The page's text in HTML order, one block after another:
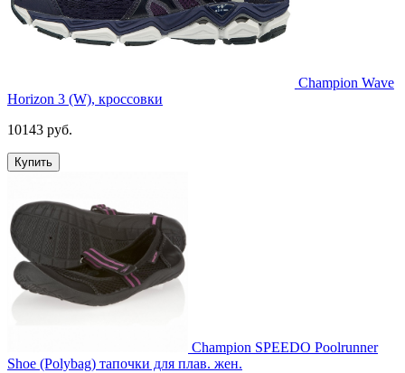
Champion Wave
Horizon 3 (W), кроссовки
10143 руб.
Купить
Champion SPEEDO Poolrunner
Shoe (Polybag) тапочки для плав. жен.